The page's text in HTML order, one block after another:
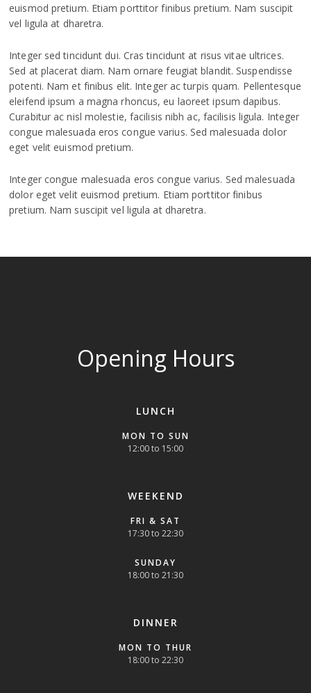
euismod pretium. Etiam porttitor finibus pretium. Nam suscipit
vel ligula at dharetra.
Integer sed tincidunt dui. Cras tincidunt at risus vitae ultrices.
Sed at placerat diam. Nam ornare feugiat blandit. Suspendisse
potenti. Nam et finibus elit. Integer ac turpis quam. Pellentesque
eleifend ipsum a magna rhoncus, eu laoreet ipsum dapibus.
Curabitur ac nisl molestie, facilisis nibh ac, facilisis ligula. Integer
congue malesuada eros congue varius. Sed malesuada dolor
eget velit euismod pretium.
Integer congue malesuada eros congue varius. Sed malesuada
dolor eget velit euismod pretium. Etiam porttitor finibus
pretium. Nam suscipit vel ligula at dharetra.
Opening Hours
LUNCH
MON TO SUN
12:00 to 15:00
WEEKEND
FRI & SAT
17:30 to 22:30
SUNDAY
18:00 to 21:30
DINNER
MON TO THUR
18:00 to 22:30